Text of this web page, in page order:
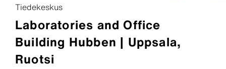
Tiedekeskus
Laboratories and Office
Building Hubben | Uppsala,
Ruotsi